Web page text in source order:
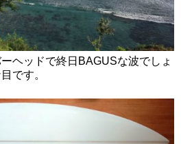
ヘッドで終日BAGUSな波でしょ
です。